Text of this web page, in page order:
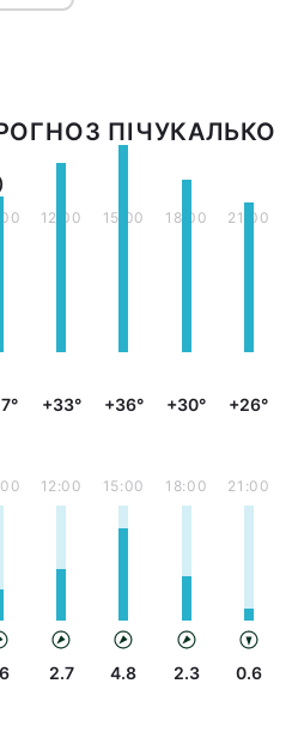
ПІЧУКАЛЬКО
12:00
+33°
15:00
+36°
18:00
+30°
21:00
+26°
12:00
2.7
15:00
4.8
18:00
2.3
21:00
0.6